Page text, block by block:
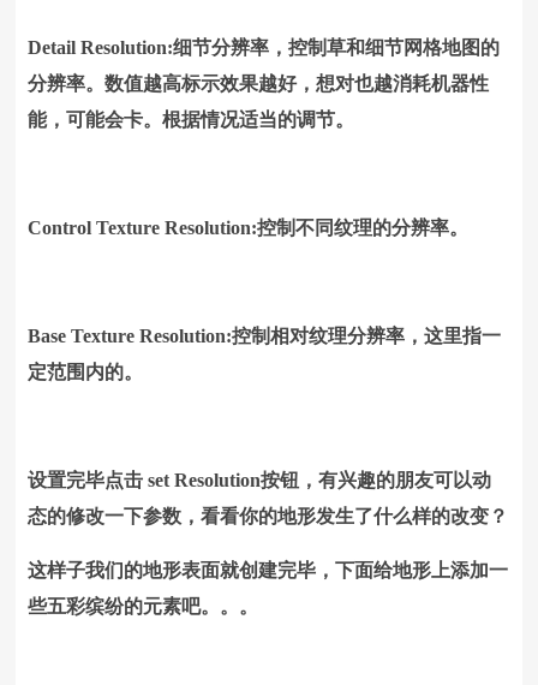
Detail Resolution:细节分辨率，控制草和细节网格地图的
分辨率。数值越高标示效果越好，想对也越消耗机器性
能，可能会卡。根据情况适当的调节。
Control Texture Resolution:控制不同纹理的分辨率。
Base Texture Resolution:控制相对纹理分辨率，这里指一
定范围内的。
设置完毕点击 set Resolution按钮，有兴趣的朋友可以动
态的修改一下参数，看看你的地形发生了什么样的改变？
这样子我们的地形表面就创建完毕，下面给地形上添加一
些五彩缤纷的元素吧。。。